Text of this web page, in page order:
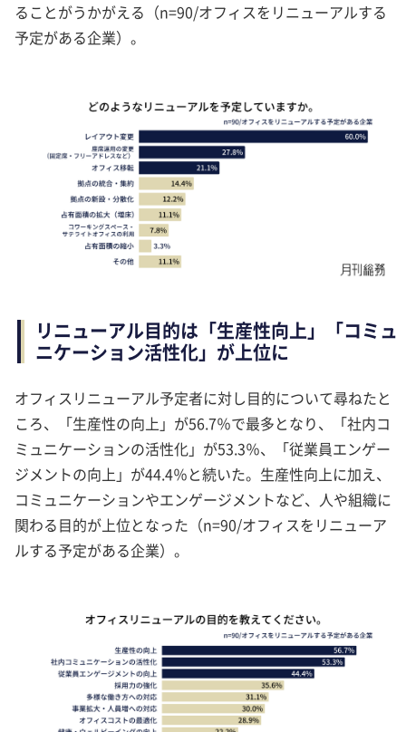
ることがうかがえる（n=90/オフィスをリニューアルする
予定がある企業）。
リニューアル目的は「生産性向上」「コミュ
ニケーション活性化」が上位に
オフィスリニューアル予定者に対し目的について尋ねたと
ころ、「生産性の向上」が56.7％で最多となり、「社内コ
ミュニケーションの活性化」が53.3％、「従業員エンゲー
ジメントの向上」が44.4％と続いた。生産性向上に加え、
コミュニケーションやエンゲージメントなど、人や組織に
関わる目的が上位となった（n=90/オフィスをリニューア
ルする予定がある企業）。